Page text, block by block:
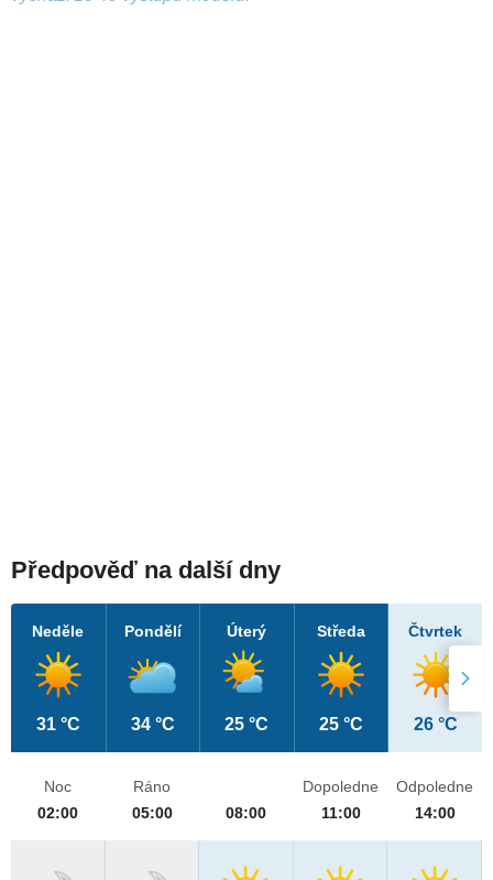
Předpověď na další dny
Neděle
31 °C
Pondělí
34 °C
Úterý
25 °C
Středa
25 °C
Čtvrtek
26 °C
Noc
02:00
Ráno
05:00
08:00
Dopoledne
11:00
Odpoledne
14:00